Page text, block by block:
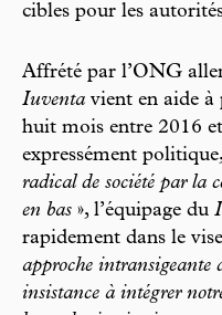
cibles pour les
Affrété par l’ONG
Iuventa vient en aide à
huit mois entre 2016
expressément
radical de société par la
en bas », l’équipage du
rapidement dans le
approche intransigeante
insistance à intégrer